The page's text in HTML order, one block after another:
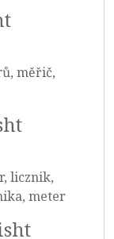
měřič,
licznik,
meter